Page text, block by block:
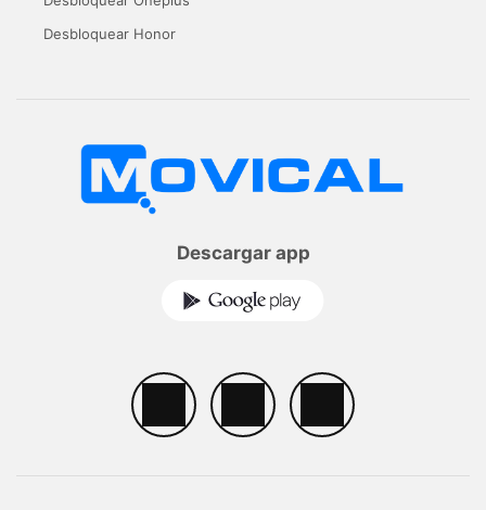
Desbloquear Honor
Descargar app